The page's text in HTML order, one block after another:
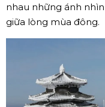
nhau những ánh
giữa lòng mùa đông.